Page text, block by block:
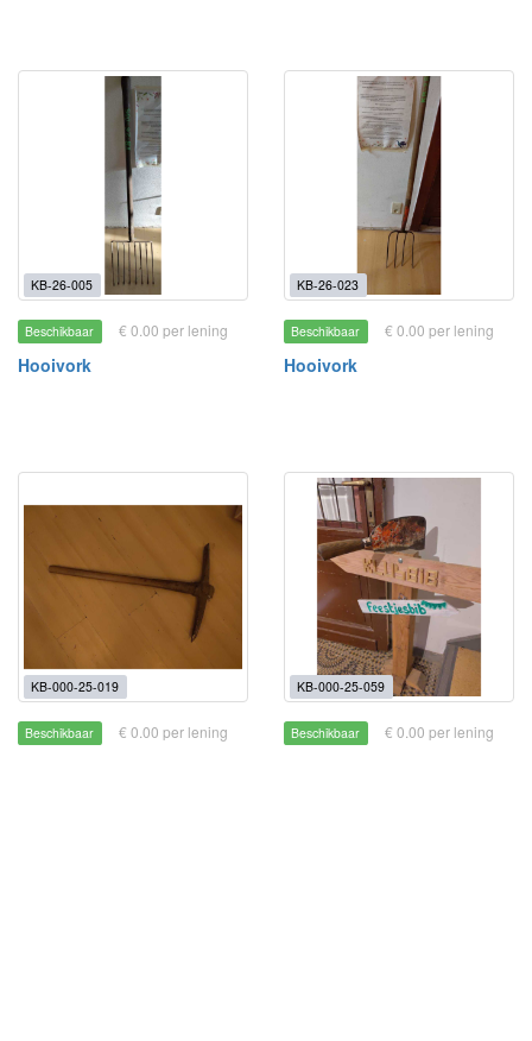
KB-26-005
Beschikbaar € 0.00 per lening
Hooivork
KB-26-023
Beschikbaar € 0.00 per lening
Hooivork
KB-000-25-019
Beschikbaar € 0.00 per lening
KB-000-25-059
Beschikbaar € 0.00 per lening